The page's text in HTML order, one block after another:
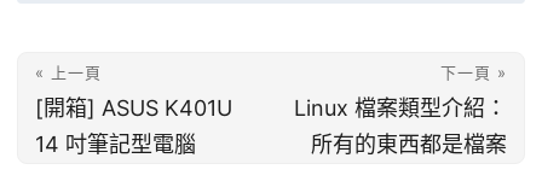
« 上一頁
[開箱] ASUS K401U
14 吋筆記型電腦
下一頁 »
Linux 檔案類型介紹：
所有的東西都是檔案